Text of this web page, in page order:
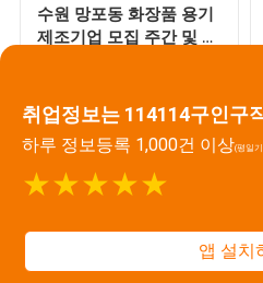
취업정보는 114114구인구
하루 정보등록 1,000건 이상(평일
★★★★★
앱 설치
수원 망포동 화장품 용기
제조기업 모집 주간 및 2
주식회사 바른플러스
화성 자동차 부품 터보차
저 조립 사원 모집 사외기
숙사 가능 자차 필수
#경기 화성시
(주)다원
[화성 향남] (주)다원 자동